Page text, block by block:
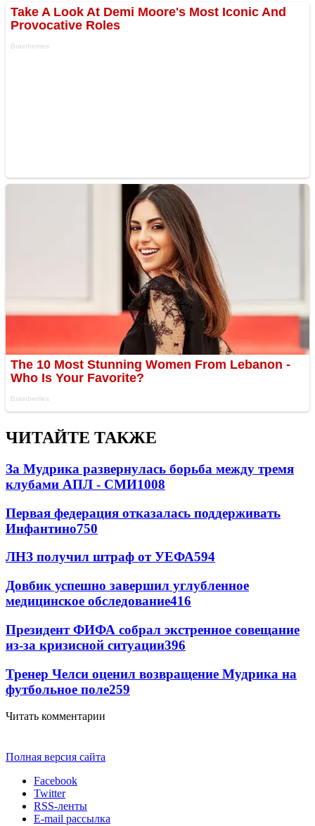
ЧИТАЙТЕ ТАКЖЕ
За Мудрика развернулась борьба между тремя
клубами АПЛ - СМИ1008
Первая федерация отказалась поддерживать
Инфантино750
ЛНЗ получил штраф от УЕФА594
Довбик успешно завершил углубленное
медицинское обследование416
Президент ФИФА собрал экстренное совещание
из-за кризисной ситуации396
Тренер Челси оценил возвращение Мудрика на
футбольное поле259
Читать комментарии
Полная версия сайта
Facebook
Twitter
RSS-ленты
E-mail рассылка